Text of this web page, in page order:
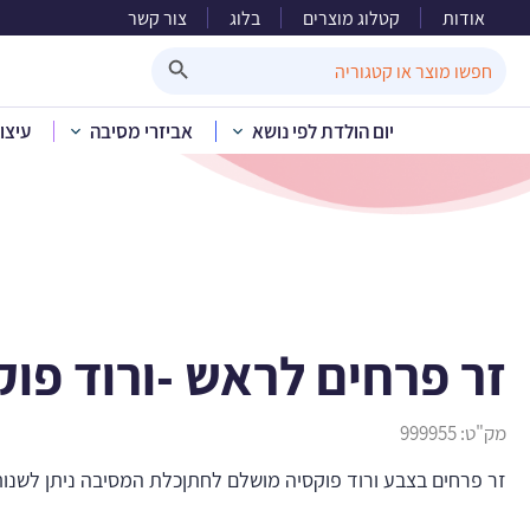
אודות קטלוג מוצרים בלוג צור קשר
for:
יום הולדת לפי נושא אביזרי מסיבה
זר
בית»קטלוג מוצרים»
זר פרחים לראש -ורוד
מק"ט:999955
זר פרחים בצבע ורוד פוקסיה מושלם לחתןכלת המסיבה ניתן